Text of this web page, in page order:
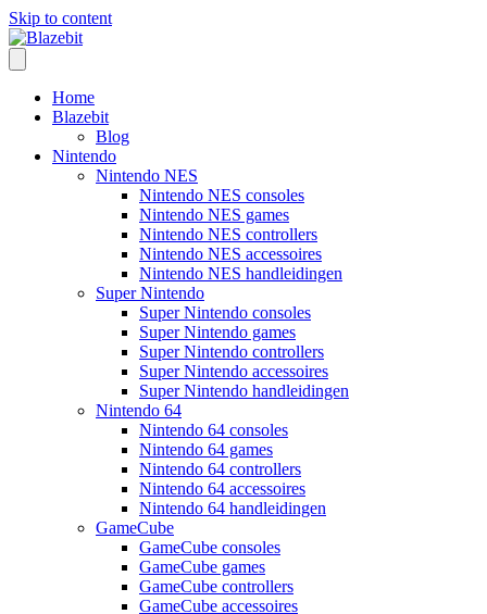
Skip to content
Home
Blazebit
Blog
Nintendo
Nintendo NES
Nintendo NES consoles
Nintendo NES games
Nintendo NES controllers
Nintendo NES accessoires
Nintendo NES handleidingen
Super Nintendo
Super Nintendo consoles
Super Nintendo games
Super Nintendo controllers
Super Nintendo accessoires
Super Nintendo handleidingen
Nintendo 64
Nintendo 64 consoles
Nintendo 64 games
Nintendo 64 controllers
Nintendo 64 accessoires
Nintendo 64 handleidingen
GameCube
GameCube consoles
GameCube games
GameCube controllers
GameCube accessoires